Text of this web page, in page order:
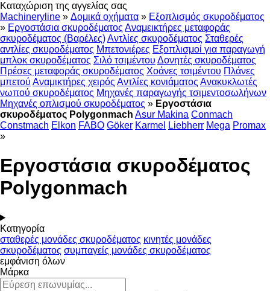
Καταχώριση της αγγελίας σας
Machineryline » Δομικά οχήματα » Εξοπλισμός σκυροδέματος
» Εργοστάσια σκυροδέματος Αναμεικτήρες μεταφοράς
σκυροδέματος (Βαρέλες)Αντλίες σκυροδέματος Σταθερές
αντλίες σκυροδέματος Μπετονιέρες Εξοπλισμοί για παραγωγή
μπλοκ σκυροδέματος Σιλό τσιμέντου Δονητές σκυροδέματος
Πρέσες μεταφοράς σκυροδέματος Χοάνες τσιμέντου Πλάνες
μπετού Αναμικτήρες χειρός Αντλίες κονιάματος Ανακυκλωτές
νωπού σκυροδέματος Μηχανές παραγωγής τσιμεντοσωλήνων
Μηχανές οπλισμού σκυροδέματος » Εργοστάσια
σκυροδέματος Polygonmach Asur Makina Conmach
Constmach Elkon FABO Göker Karmel Liebherr Mega Promax
»
Εργοστάσια σκυροδέματος
Polygonmach
Κατηγορία
σταθερές μονάδες σκυροδέματος κινητές μονάδες
σκυροδέματος συμπαγείς μονάδες σκυροδέματος
εμφάνιση όλων
Μάρκα